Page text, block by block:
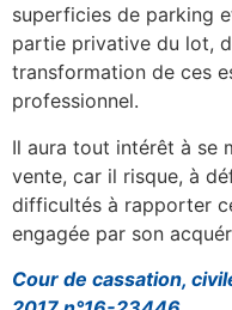
superficies de parking
partie privative du lot,
transformation de ces
professionnel.
Il aura tout intérêt à se
vente, car il risque, à
difficultés à rapporter
engagée par son
Cour de cassation,